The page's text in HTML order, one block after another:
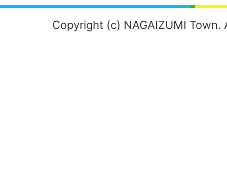
Copyright (c) NAGAIZUMI Town.